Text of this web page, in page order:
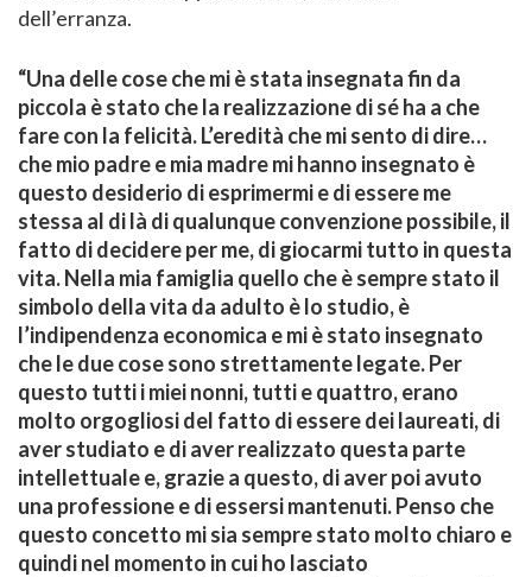
dell’erranza.
“Una delle cose che mi è stata insegnata fin da
piccola è stato che la realizzazione di sé ha a che
fare con la felicità. L’eredità che mi sento di dire…
che mio padre e mia madre mi hanno insegnato è
questo desiderio di esprimermi e di essere me
stessa al di là di qualunque convenzione possibile, il
fatto di decidere per me, di giocarmi tutto in questa
vita. Nella mia famiglia quello che è sempre stato il
simbolo della vita da adulto è lo studio, è
l’indipendenza economica e mi è stato insegnato
che le due cose sono strettamente legate. Per
questo tutti i miei nonni, tutti e quattro, erano
molto orgogliosi del fatto di essere dei laureati, di
aver studiato e di aver realizzato questa parte
intellettuale e, grazie a questo, di aver poi avuto
una professione e di essersi mantenuti. Penso che
questo concetto mi sia sempre stato molto chiaro e
quindi nel momento in cui ho lasciato